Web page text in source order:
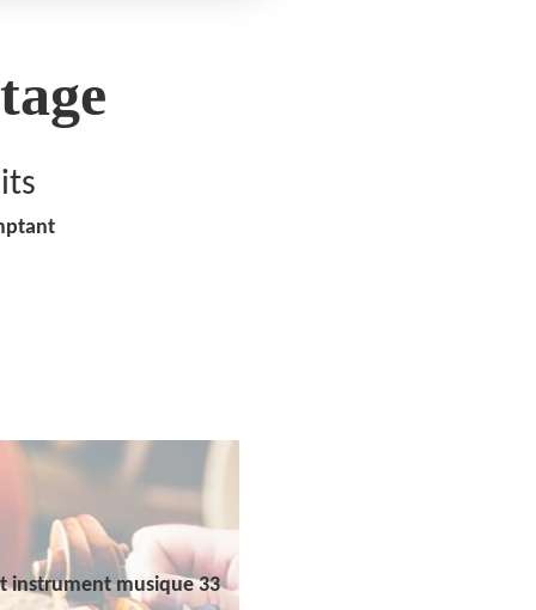
instrument musique 33